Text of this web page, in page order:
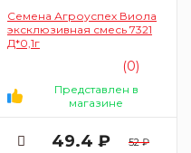
Семена Агроуспех Виола
эксклюзивная смесь 7321
Д*0,1г
(0)
Представлен в
магазине
49.4 ₽ 52 ₽